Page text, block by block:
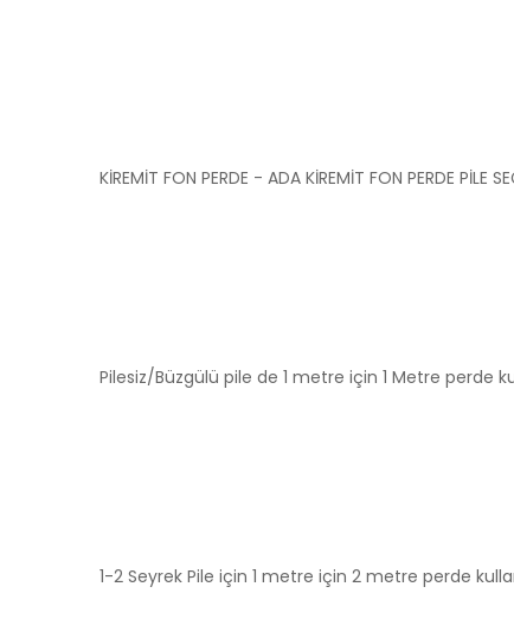
KİREMİT FON PERDE - ADA KİREMİT FON PERDE PİLE
Pilesiz/Büzgülü pile de 1 metre için 1 Metre perde
1-2 Seyrek Pile için 1 metre için 2 metre perde